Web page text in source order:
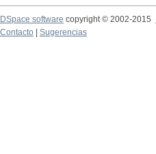
DSpace software copyright © 2002-2015
Contacto
Sugerencias